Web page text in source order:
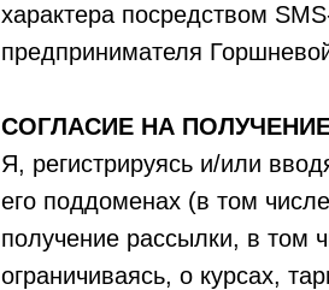
характера посредством
предпринимателя
СОГЛАСИЕ НА
Я, регистрируясь и/или
его поддоменах (в том
получение рассылки, в
ограничиваясь, о курсах,